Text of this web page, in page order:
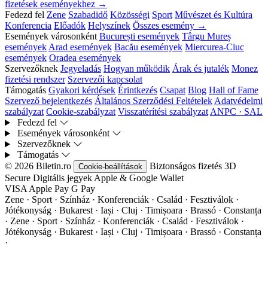
fizetések eseményekhez →
Fedezd fel Zene Szabadidő Közösségi Sport Művészet és Kultúra
Konferencia Előadók Helyszínek Összes esemény →
Események városonként București események Târgu Mureș
eseményekArad események Bacău események Miercurea-Ciuc
események Oradea események
Szervezőknek Jegyeladás Hogyan működik Árak és jutalék Monez
fizetési rendszer Szervezői kapcsolat
Támogatás Gyakori kérdések Érintkezés Csapat Blog Hall of Fame
Szervező bejelentkezés Általános Szerződési FeltételekAdatvédelmi
szabályzat Cookie-szabályzat Visszatérítési szabályzatANPC · SAL
Fedezd fel
Események városonként
Szervezőknek
Támogatás
© 2026 Biletin.ro
Cookie-beállítások Biztonságos fizetés 3D
Secure Digitális jegyekApple & Google Wallet
VISAApple Pay G Pay
Zene · Sport · Színház · Konferenciák · Család · Fesztiválok ·
Jótékonyság · Bukarest · Iași · Cluj · Timișoara · Brassó · Constanța
· Zene · Sport · Színház · Konferenciák · Család · Fesztiválok ·
Jótékonyság · Bukarest · Iași · Cluj · Timișoara · Brassó · Constanța
·